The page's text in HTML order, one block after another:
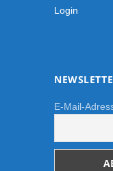
Login
E-Mail-